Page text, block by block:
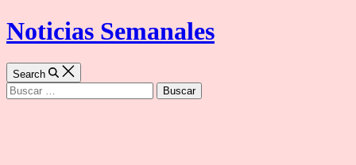
Noticias Semanales
Search
Buscar: